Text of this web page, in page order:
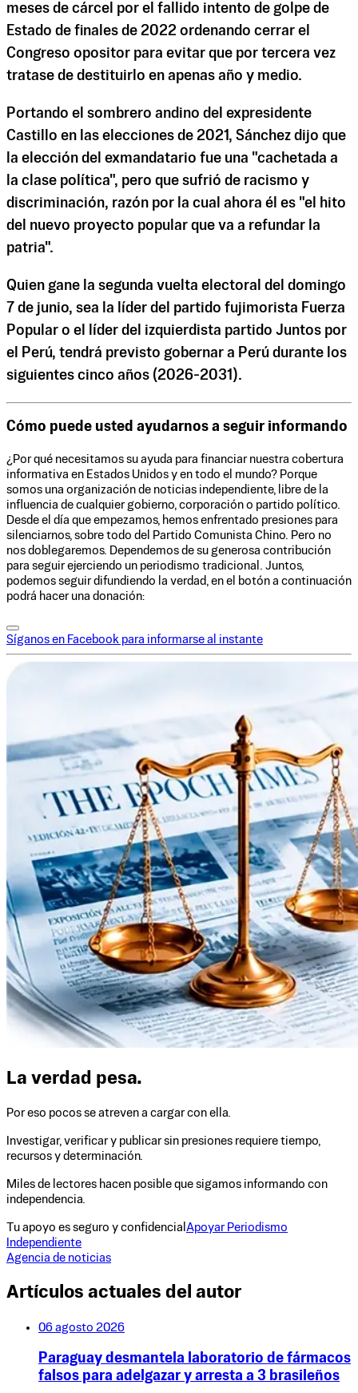
meses de cárcel por el fallido intento de golpe de
Estado de finales de 2022 ordenando cerrar el
Congreso opositor para evitar que por tercera vez
tratase de destituirlo en apenas año y medio.
Portando el sombrero andino del expresidente
Castillo en las elecciones de 2021, Sánchez dijo que
la elección del exmandatario fue una "cachetada a
la clase política", pero que sufrió de racismo y
discriminación, razón por la cual ahora él es "el hito
del nuevo proyecto popular que va a refundar la
patria".
Quien gane la segunda vuelta electoral del domingo
7 de junio, sea la líder del partido fujimorista Fuerza
Popular o el líder del izquierdista partido Juntos por
el Perú, tendrá previsto gobernar a Perú durante los
siguientes cinco años (2026-2031).
Cómo puede usted ayudarnos a seguir informando
¿Por qué necesitamos su ayuda para financiar nuestra cobertura
informativa en Estados Unidos y en todo el mundo? Porque
somos una organización de noticias independiente, libre de la
influencia de cualquier gobierno, corporación o partido político.
Desde el día que empezamos, hemos enfrentado presiones para
silenciarnos, sobre todo del Partido Comunista Chino. Pero no
nos doblegaremos. Dependemos de su generosa contribución
para seguir ejerciendo un periodismo tradicional. Juntos,
podemos seguir difundiendo la verdad, en el botón a continuación
podrá hacer una donación:
Síganos en Facebook para informarse al instante
La verdad pesa.
Por eso pocos se atreven a cargar con ella.
Investigar, verificar y publicar sin presiones requiere tiempo,
recursos y determinación.
Miles de lectores hacen posible que sigamos informando con
independencia.
Tu apoyo es seguro y confidencial Apoyar Periodismo
Independiente
Agencia de noticias
Artículos actuales del autor
06 agosto 2026
Paraguay desmantela laboratorio de fármacos
falsos para adelgazar y arresta a 3 brasileños